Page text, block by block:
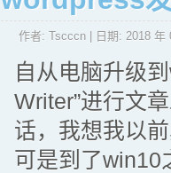
作者: Tscccn | 日期: 2018 年
自从电脑升级
Writer”进行文
话，我想我以
可是到了win10